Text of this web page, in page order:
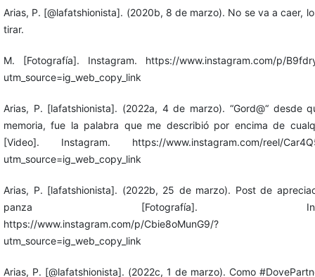
Arias, P. [@lafatshionista]. (2020b, 8 de marzo). No se va a caer,
tirar.
M. [Fotografía]. Instagram. https://www.instagram.com/p/
utm_source=ig_web_copy_link
Arias, P. [lafatshionista]. (2022a, 4 de marzo). “Gord@“ desde
memoria, fue la palabra que me describió por encima de
[Video]. Instagram. https://www.instagram.com/reel/
utm_source=ig_web_copy_link
Arias, P. [lafatshionista]. (2022b, 25 de marzo). Post de
panza [Fotografía].
https://www.instagram.com/p/Cbie8oMunG9/?
utm_source=ig_web_copy_link
Arias, P. [@lafatshionista]. (2022c, 1 de marzo). Como